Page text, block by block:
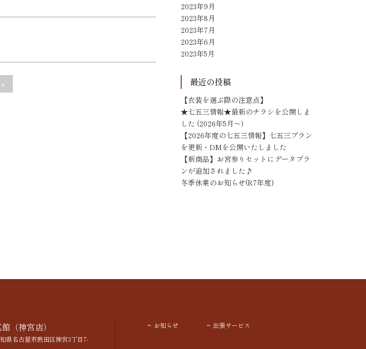
2023年9月
2023年8月
2023年7月
2023年6月
2023年5月
最近の投稿
【衣装を選ぶ際の注意点】
★七五三情報★最新のチラシを公開しま
した (2026年5月～)
【2026年度の七五三情報】七五三プラン
を更新・DMを公開いたしました
【新商品】お宮参りセットにデータプラ
ンが追加されました♪
冬季休業のお知らせ(R7年度)
（神宮店）
県名古屋市熱田区神宮3丁目7-
お知らせ 出張サービス